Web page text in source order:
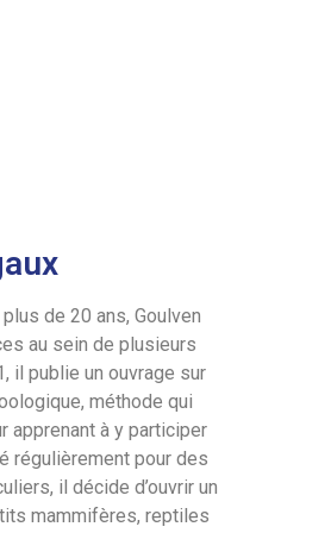
de 20 ans, Goulven
au sein de plusieurs
il publie un ouvrage sur
méthode qui
apprenant à y participer
régulièrement pour des
il décide d’ouvrir un
mammifères, reptiles